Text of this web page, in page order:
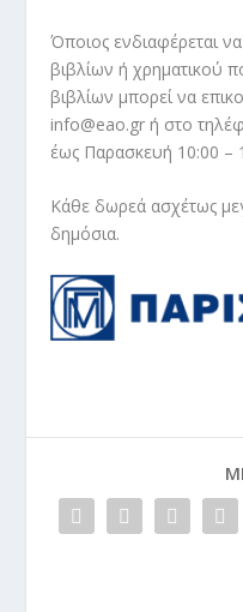
Όποιος ενδιαφέρεται
βιβλίων ή χρηματικού
βιβλίων μπορεί να
‪info@eao.gr‬ ή στο
έως Παρασκευή 10:00‬ –
Κάθε δωρεά ασχέτως
δημόσια.